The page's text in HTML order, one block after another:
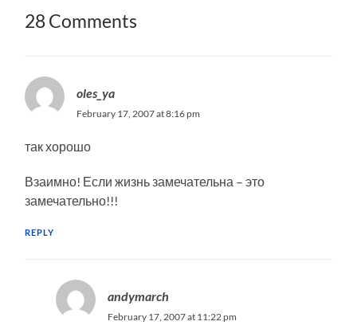
28 Comments
oles_ya
February 17, 2007 at 8:16 pm
так хорошо
Взаимно! Если жизнь замечательна – это
замечательно!!!
REPLY
andymarch
February 17, 2007 at 11:22 pm